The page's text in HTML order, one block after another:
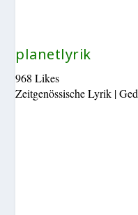
planetlyrik
968 Likes
Zeitgenössische Lyrik |